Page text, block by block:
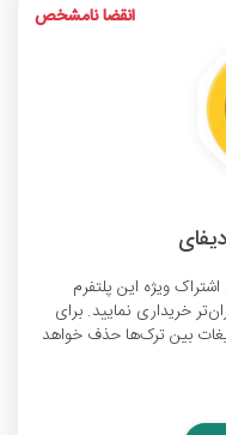
اشتراک ویژه این پلتفرم
موسیقی را تا سقف %67 ارزان‌تر خریداری نمایید. برای
بین ترک‌ها حذف خواهد
انقضا نامشخص